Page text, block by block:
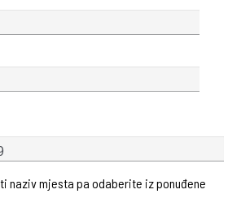
naziv mjesta pa odaberite iz ponuđene